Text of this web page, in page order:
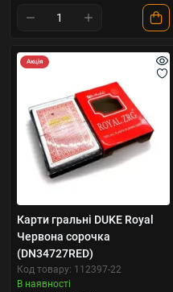
Акція
Карти гральні DUKE Royal
Червона сорочка
(DN34727RED)
Код товару: 112397-22
В наявності